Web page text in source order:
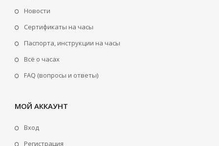
Новости
Сертификаты на часы
Паспорта, инструкции на часы
Всё о часах
FAQ (вопросы и ответы)
МОЙ АККАУНТ
Вход
Регистрация